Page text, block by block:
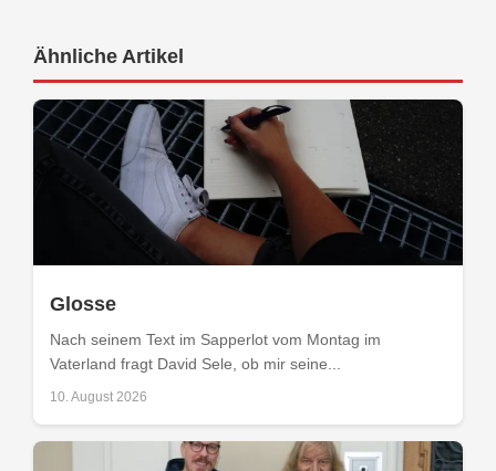
Ähnliche Artikel
Glosse
Nach seinem Text im Sapperlot vom Montag im
Vaterland fragt David Sele, ob mir seine...
10. August 2026